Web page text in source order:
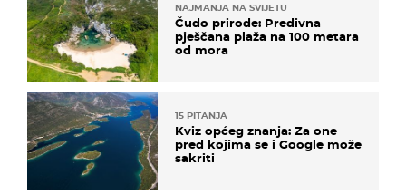
NAJMANJA NA SVIJETU
Čudo prirode: Predivna
pješčana plaža na 100 metara
od mora
15 PITANJA
Kviz općeg znanja: Za one
pred kojima se i Google može
sakriti